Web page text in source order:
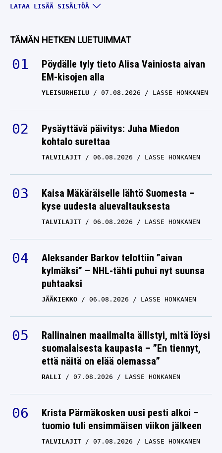
Iivo Niskasen ikävä
raja oli pakko vetää
LASSE HONKANEN
Esapekka Lappi lausui
pysäyttävät sanat
ulosajonsa jälkeen
RALLI
LASSE HONKANEN
HIFK-pomo pamahti
paikalle pukukoppiin –
teki yhden asian selväksi
JÄÄKIEKKO
08.08.2026
IL:lle paljastettiin: Kalle
Rovanperän uran
yksi mies
LATAA LISÄÄ SISÄLTÖÄ
TÄMÄN HETKEN LUETUIMMAT
Pöydälle tyly tieto Alisa Vainiosta aivan
EM-kisojen alla
YLEISURHEILU 07.08.2026 LASSE HONKANEN
Pysäyttävä päivitys: Juha Miedon
kohtalo surettaa
TALVILAJIT 06.08.2026 LASSE HONKANEN
Kaisa Mäkäräiselle lähtö Suomesta –
kyse uudesta aluevaltauksesta
TALVILAJIT 06.08.2026 LASSE HONKANEN
Aleksander Barkov telottiin ”aivan
kylmäksi” – NHL-tähti puhui nyt suunsa
puhtaaksi
JÄÄKIEKKO 06.08.2026 LASSE HONKANEN
Rallinainen maailmalta ällistyi, mitä löysi
suomalaisesta kaupasta – ”En tiennyt,
että näitä on elää olemassa”
RALLI 07.08.2026 LASSE HONKANEN
Krista Pärmäkosken uusi pesti alkoi –
tuomio tuli ensimmäisen viikon jälkeen
TALVILAJIT 07.08.2026 LASSE HONKANEN